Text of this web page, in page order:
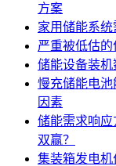
方案
家用储能系
严重被低估
储能设备装
慢充储能电
因素
储能需求响
双赢？
集装箱发电机